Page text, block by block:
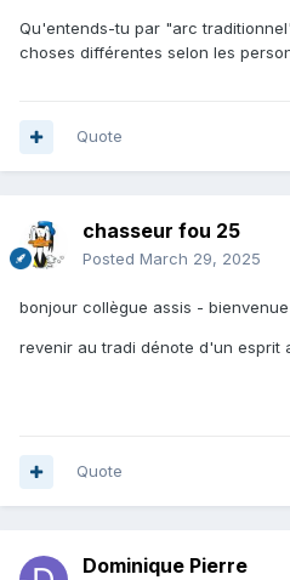
Qu'entends-tu par "arc
choses différentes selon les
Quote
chasseur fou 25
Posted March 29, 2025
bonjour collègue assis -
revenir au tradi dénote d'un esprit
Quote
Dominique Pierre